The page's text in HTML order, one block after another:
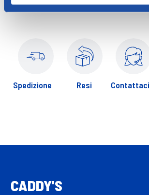
proteggere e rinforzare l'epidermide.Grazie
la microcircolazione e dona un'immeidata
freschezza e benessere.Giorno dopo giorno
Grazie ad un utilizzo continuativo le occhiaie
Spedizione Resi Contattaci
CADDY'S